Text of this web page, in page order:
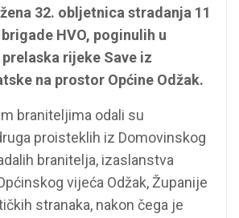
32. obljetnica stradanja 11
HVO, poginulih u
rijeke Save iz
na prostor Općine Odžak.
braniteljima odali su
proisteklih iz Domovinskog
branitelja, izaslanstva
vijeća Odžak, Županije
stranaka, nakon čega je